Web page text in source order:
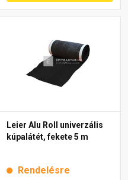
Leier Alu Roll univerzális
kúpalátét, fekete 5 m
Rendelésre